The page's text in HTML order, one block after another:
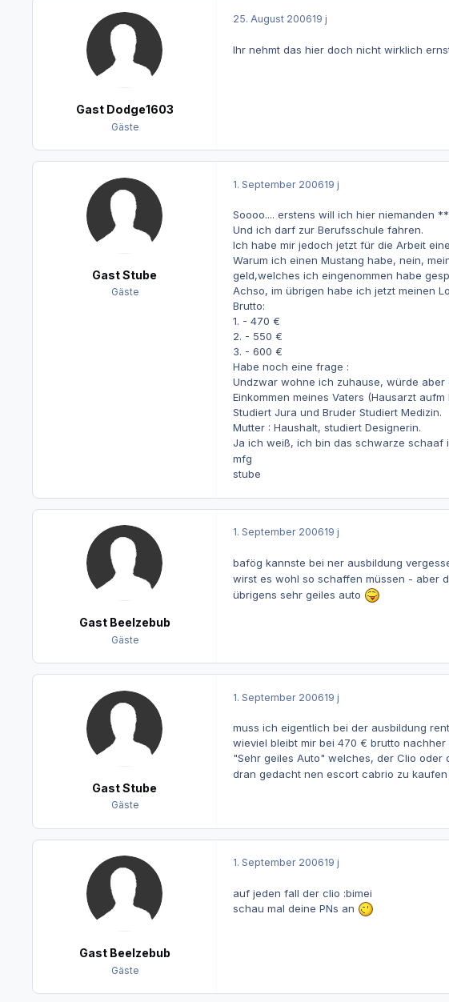
Gast Dodge1603
Gäste
25. August 200619 j
Ihr nehmt das hier doch nicht wirklich
Gast Stube
Gäste
1. September 200619 j
Soooo.... erstens will ich hier niemanden
Und ich darf zur Berufsschule fahren.
Ich habe mir jedoch jetzt für die Arbeit
Warum ich einen Mustang habe, nein,
geld,welches ich eingenommen habe
Achso, im übrigen habe ich jetzt meinen
Brutto:
1. - 470 €
2. - 550 €
3. - 600 €
Habe noch eine frage :
Undzwar wohne ich zuhause, würde aber
Einkommen meines Vaters (Hausarzt
Studiert Jura und Bruder Studiert Medizin.
Mutter : Haushalt, studiert Designerin.
Ja ich weiß, ich bin das schwarze schaaf
mfg
stube
Gast Beelzebub
Gäste
1. September 200619 j
bafög kannste bei ner ausbildung
wirst es wohl so schaffen müssen - aber
übrigens sehr geiles auto
Gast Stube
Gäste
1. September 200619 j
muss ich eigentlich bei der ausbildung
wieviel bleibt mir bei 470 € brutto nachher
"Sehr geiles Auto" welches, der Clio oder
dran gedacht nen escort cabrio zu kaufen
Gast Beelzebub
Gäste
1. September 200619 j
auf jeden fall der clio :bimei
schau mal deine PNs an